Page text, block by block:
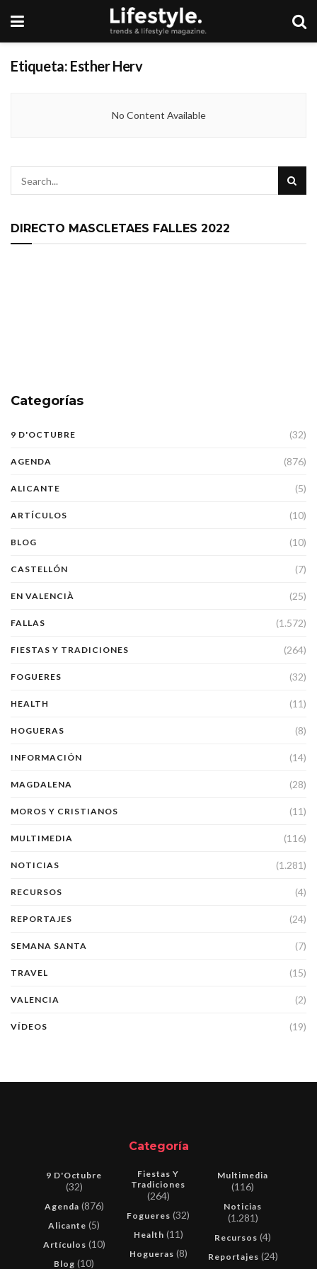
Etiqueta: Esther Herv
No Content Available
DIRECTO MASCLETAES FALLES 2022
Categorías
9 D'OCTUBRE (32)
AGENDA (876)
ALICANTE (5)
ARTÍCULOS (10)
BLOG (10)
CASTELLÓN (7)
EN VALENCIÀ (25)
FALLAS (1.572)
FIESTAS Y TRADICIONES (264)
FOGUERES (32)
HEALTH (11)
HOGUERAS (8)
INFORMACIÓN (14)
MAGDALENA (28)
MOROS Y CRISTIANOS (11)
MULTIMEDIA (116)
NOTICIAS (1.281)
RECURSOS (4)
REPORTAJES (24)
SEMANA SANTA (7)
TRAVEL (15)
VALENCIA (2)
VÍDEOS (19)
Categoría
9 D'Octubre
(32)
Agenda (876)
Alicante (5)
Artículos (10)
Blog (10)
Fiestas Y
Tradiciones
(264)
Fogueres (32)
Health (11)
Hogueras (8)
Multimedia
(116)
Noticias
(1.281)
Recursos (4)
Reportajes (24)